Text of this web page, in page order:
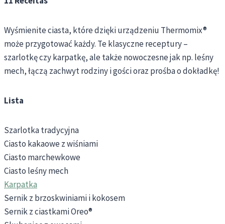
Wyśmienite ciasta, które dzięki urządzeniu Thermomix®
może przygotować każdy. Te klasyczne receptury –
szarlotkę czy karpatkę, ale także nowoczesne jak np. leśny
mech, łączą zachwyt rodziny i gości oraz prośba o dokładkę!
Lista
Szarlotka tradycyjna
Ciasto kakaowe z wiśniami
Ciasto marchewkowe
Ciasto leśny mech
Karpatka
Sernik z brzoskwiniami i kokosem
Sernik z ciastkami Oreo®